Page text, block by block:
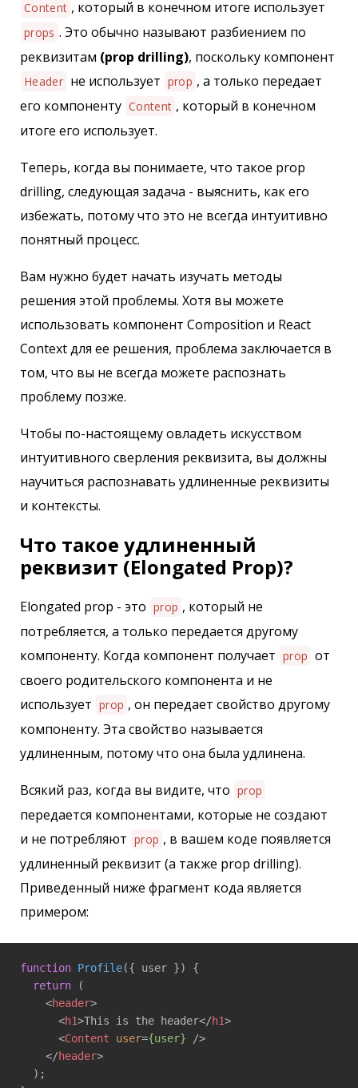
Content , который в конечном итоге использует
props . Это обычно называют разбиением по
реквизитам (prop drilling), поскольку компонент
Header не использует prop , а только передает
его компоненту Content , который в конечном
итоге его использует.
Теперь, когда вы понимаете, что такое prop
drilling, следующая задача - выяснить, как его
избежать, потому что это не всегда интуитивно
понятный процесс.
Вам нужно будет начать изучать методы
решения этой проблемы. Хотя вы можете
использовать компонент Composition и React
Context для ее решения, проблема заключается в
том, что вы не всегда можете распознать
проблему позже.
Чтобы по-настоящему овладеть искусством
интуитивного сверления реквизита, вы должны
научиться распознавать удлиненные реквизиты
и контексты.
Что такое удлиненный
реквизит (Elongated Prop)?
Elongated prop - это prop , который не
потребляется, а только передается другому
компоненту. Когда компонент получает prop от
своего родительского компонента и не
использует prop , он передает свойство другому
компоненту. Эта свойство называется
удлиненным, потому что она была удлинена.
Всякий раз, когда вы видите, что prop
передается компонентами, которые не создают
и не потребляют prop , в вашем коде появляется
удлиненный реквизит (а также prop drilling).
Приведенный ниже фрагмент кода является
примером:
function Profile({ user }) {
return (
<header>
<h1>This is the header</h1>
<Content user={user} />
</header>
  );